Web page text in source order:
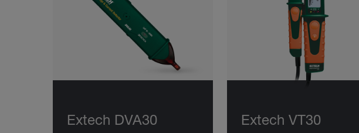
Extech DVA30 Extech VT30